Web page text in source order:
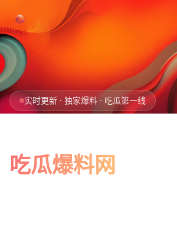
首页
今日爆料
实时更新 · 独家爆料 · 吃瓜第一线
吃瓜爆料网